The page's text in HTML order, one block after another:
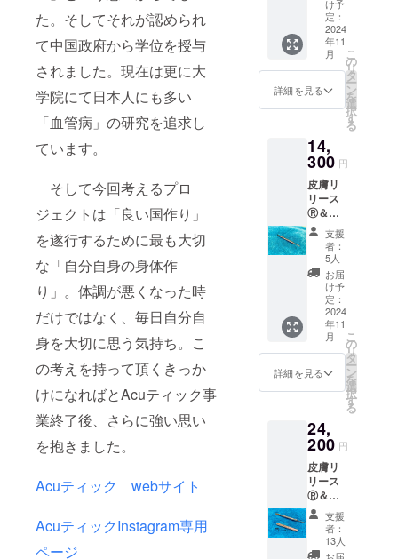
た。そしてそれが認められ
て中国政府から学位を授与
されました。現在は更に大
学院にて日本人にも多い
「血管病」の研究を追求し
ています。
そして今回考えるプロ
ジェクトは「良い国作り」
を遂行するために最も大切
な「自分自身の身体作
り」。体調が悪くなった時
だけではなく、毎日自分自
身を大切に思う気持ち。こ
の考えを持って頂くきっか
けになればとAcuティック事
業終了後、さらに強い思い
を抱きました。
Acuティック webサイト
AcuティックInstagram専用
ページ
ティッ
Body(
純銅)全
長5.5㎝
(幅6
㎜)。本
「心」
の刻印
入。 注
意：数
量に限
りはあ
りませ
んが、
リター
ン数が
多い場
合発送
が12月
になる
可能性
があり
ます。
のみと
なりま
示価格
は税込
価格と
なりま
す。
け予
定：
2024
年11
月
詳細を見る
こ
の
リ
タ
ー
ン
を
選
択
す
る
14,
300 円
皮膚リ
リース
Ⓡ＆ポ
イント
(2年間
の使い
方動画
学習投
稿付)、
自宅や
サロン
で簡単
に行え
る刺さ
ない美
Bodyケ
ア単
品。全
長9.2㎝
(幅5
㎜、2
㎜)。 注
意：数
量に限
りはあ
支援
者：
5人
お届
け予
定：
2024
年11
月
詳細を見る
こ
の
リ
タ
ー
ン
を
選
択
す
る
24,
200 円
皮膚リ
リース
Ⓡ＆ポ
イント
(2年間
の使い
方動画
支援
者：
13人